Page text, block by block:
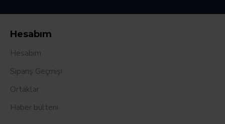
Hesabım
Hesabım
Sipariş Geçmişi
Ortaklar
Haber bülteni